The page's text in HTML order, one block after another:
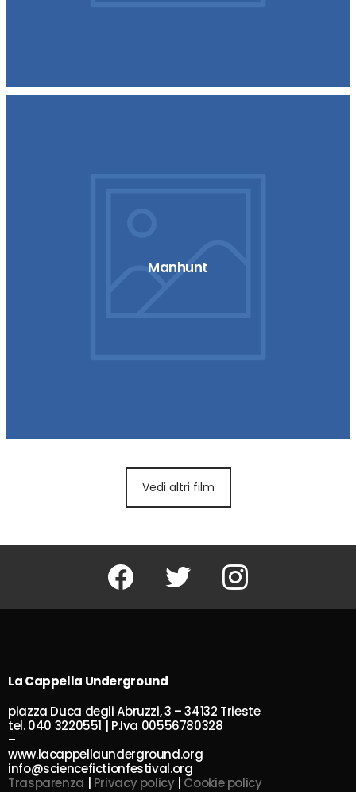
Manhunt
Vedi altri film
Facebook Twitter Instagram
La Cappella Underground
piazza Duca degli Abruzzi, 3 – 34132 Trieste
tel. 040 3220551 | P.Iva 00556780328
–
www.lacappellaunderground.org
info@sciencefictionfestival.org
Trasparenza | Privacy policy| Cookie policy